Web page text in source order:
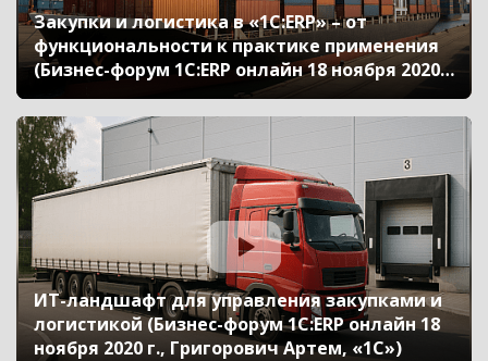
Закупки и логистика в «1С:ERP» – от
функциональности к практике применения
(Бизнес-форум 1С:ERP онлайн 18 ноября 2020
г., Кислов Алексей, «1С»)
ИТ-ландшафт для управления закупками и
логистикой (Бизнес-форум 1С:ERP онлайн 18
ноября 2020 г., Григорович Артем, «1С»)